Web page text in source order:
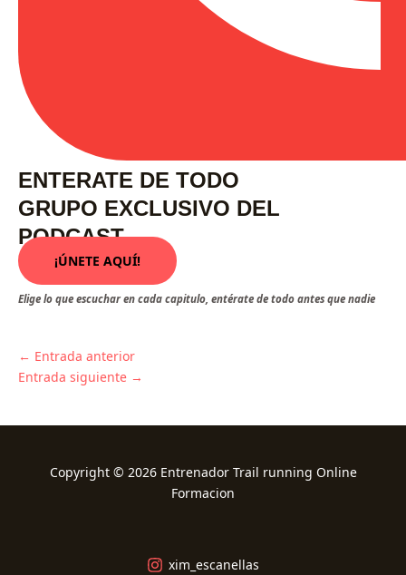
ENTERATE DE TODO
GRUPO EXCLUSIVO DEL
PODCAST
¡ÚNETE AQUÍ!
Elige lo que escuchar en cada capitulo, entérate de todo antes que nadie
← Entrada anterior
Entrada siguiente →
Copyright © 2026 Entrenador Trail running Online
Formacion
xim_escanellas